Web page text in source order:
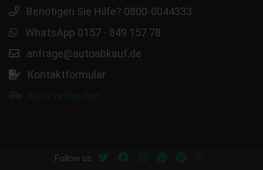
Benötigen Sie Hilfe? 0800-0044333
WhatsApp 0157 - 849 157 78
anfrage@autoabkauf.de
Kontaktformular
Follow us: